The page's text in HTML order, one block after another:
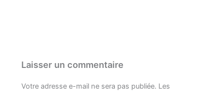
Laisser un commentaire
Votre adresse e-mail ne sera pas publiée. Les